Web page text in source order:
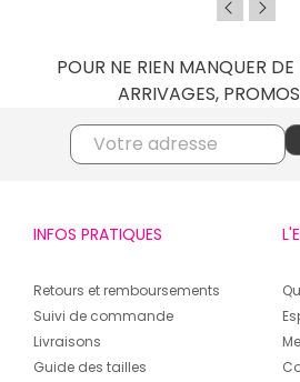
POUR NE RIEN MANQUER
ARRIVAGES,
INFOS PRATIQUES
Retours et remboursements
Suivi de commande
Livraisons
Guide des tailles